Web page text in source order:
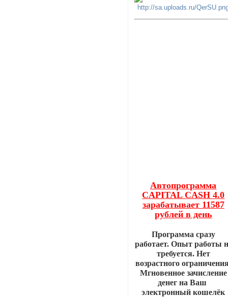
Автопрограмма
CAPITAL CASH 4.0
зарабатывает 11587
рублей в день
Программа сразу
работает. Опыт работы
требуется. Нет
возрастного
Мгновенное зачисление
денег на Ваш
электронный кошелёк